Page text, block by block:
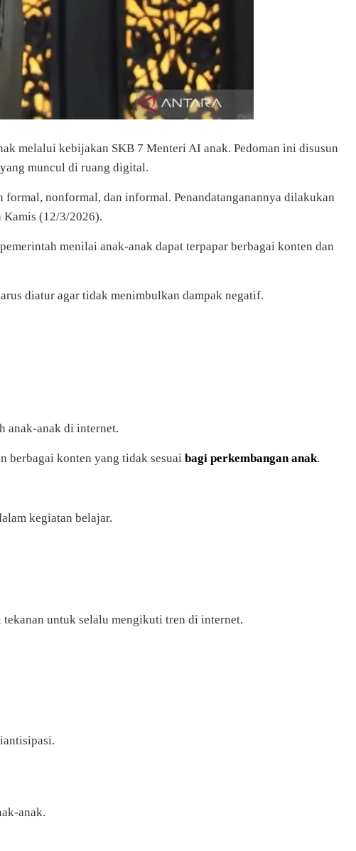
melalui kebijakan SKB 7 Menteri AI anak. Pedoman ini disusun
muncul di ruang digital.
nonformal, dan informal. Penandatanganannya dilakukan
Kamis (12/3/2026).
menilai anak-anak dapat terpapar berbagai konten dan
diatur agar tidak menimbulkan dampak negatif.
anak-anak di internet.
berbagai konten yang tidak sesuai bagi perkembangan anak.
kegiatan belajar.
untuk selalu mengikuti tren di internet.
anak.